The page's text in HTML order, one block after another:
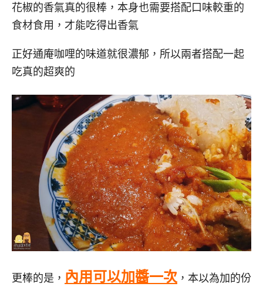
花椒的香氣真的很棒，本身也需要搭配口味較重的
食材食用，才能吃得出香氣
正好通庵咖哩的味道就很濃郁，所以兩者搭配一起
吃真的超爽的
更棒的是， 內用可以加醬一次 ，本以為加的份